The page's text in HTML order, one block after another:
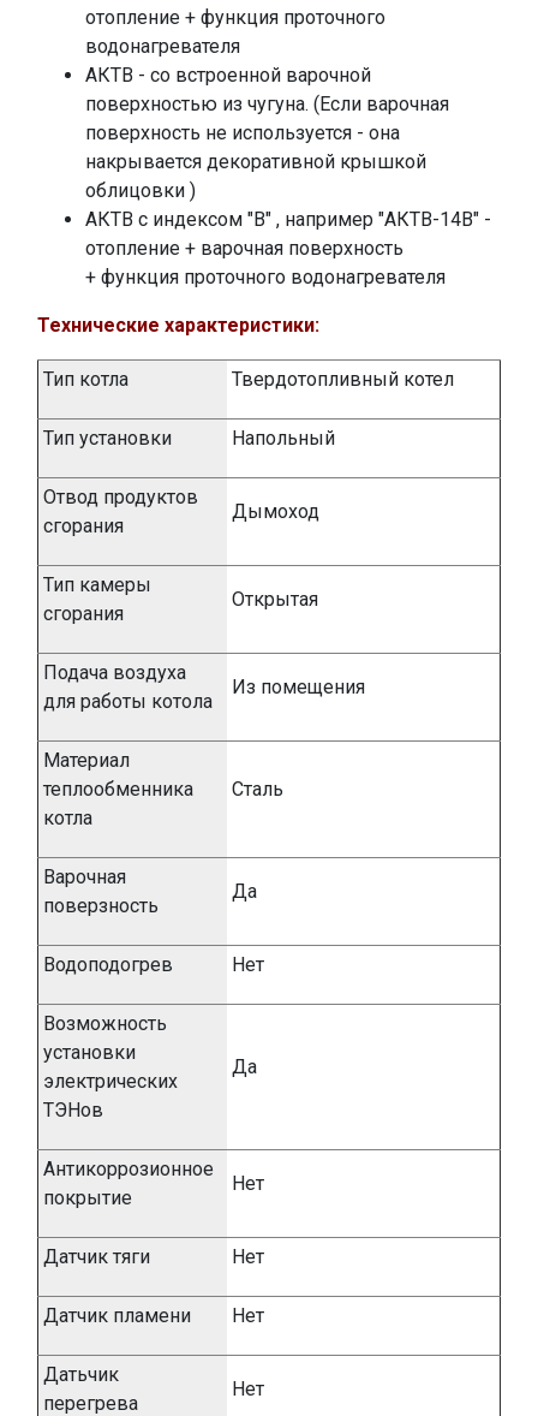
отопление + функция проточного
водонагревателя
АКТВ - со встроенной варочной
поверхностью из чугуна. (Если варочная
поверхность не используется - она
накрывается декоративной крышкой
облицовки )
АКТВ с индексом "В" , например "АКТВ-14В" -
отопление + варочная поверхность
+ функция проточного водонагревателя
Технические характеристики:
Тип котла Твердотопливный котел
Тип установки Напольный
Отвод продуктов
сгорания
Дымоход
Тип камеры
сгорания
Открытая
Подача воздуха
для работы котола
Из помещения
Материал
теплообменника
котла
Сталь
Варочная
поверзность
Да
Водоподогрев Нет
Возможность
установки
электрических
ТЭНов
Да
Антикоррозионное
покрытие
Нет
Датчик тяги Нет
Датчик пламени Нет
Датьчик
перегрева
Нет